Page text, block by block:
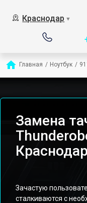
Краснодар ▼
Главная / Ноутбук /
Замена
Зачастую
сталкиваются с